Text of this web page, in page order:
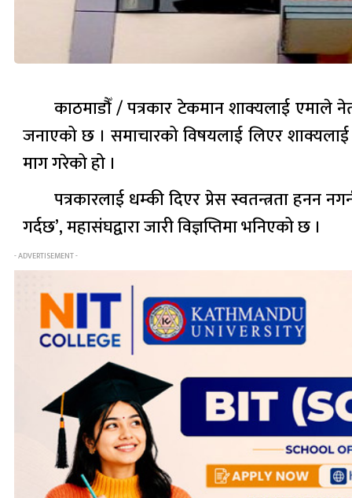
काठमाडौँ / पत्रकार टेकमान शाक्यलाई एमाले
जनाएको छ । समाचारको विषयलाई लिएर शाक्यलाई
माग गरेको हो ।
पत्रकारलाई धम्की दिएर प्रेस स्वतन्त्रता हनन
गर्दछ’, महासंघद्वारा जारी विज्ञप्तिमा भनिएको छ ।
- ADVERTISEMENT -